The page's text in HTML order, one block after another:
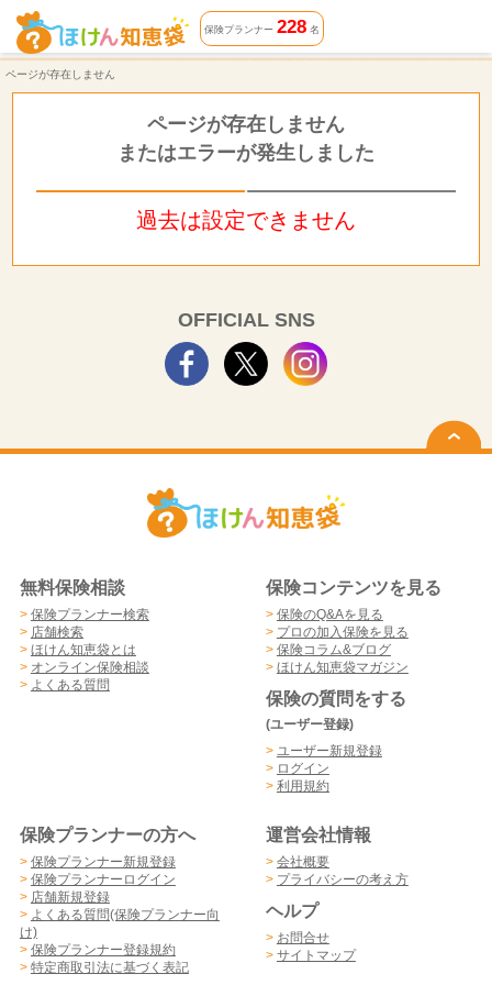
ページが存在しません | ほけん知恵袋
保険プランナー 228名
ページが存在しません
ページが存在しません
またはエラーが発生しました
過去は設定できません
OFFICIAL SNS
無料保険相談
> 保険プランナー検索
> 店舗検索
> ほけん知恵袋とは
> オンライン保険相談
> よくある質問
保険コンテンツを見る
> 保険のQ&Aを見る
> プロの加入保険を見る
> 保険コラム&ブログ
> ほけん知恵袋マガジン
保険の質問をする
(ユーザー登録)
> ユーザー新規登録
> ログイン
> 利用規約
保険プランナーの方へ
> 保険プランナー新規登録
> 保険プランナーログイン
> 店舗新規登録
> よくある質問(保険プランナー向
け)
> 保険プランナー登録規約
> 特定商取引法に基づく表記
運営会社情報
> 会社概要
> プライバシーの考え方
ヘルプ
> お問合せ
> サイトマップ